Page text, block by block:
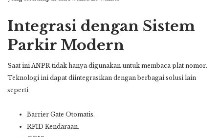
Integrasi dengan Sistem
Parkir Modern
Saat ini ANPR tidak hanya digunakan untuk membaca plat nomor.
Teknologi ini dapat diintegrasikan dengan berbagai solusi lain
seperti
Barrier Gate Otomatis.
RFID Kendaraan.